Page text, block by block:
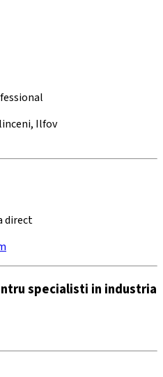
Ilfov
direct
specialisti in industria